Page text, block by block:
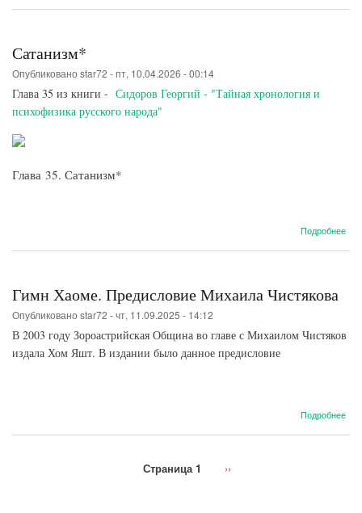
Сатанизм*
Опубликовано star72 -пт, 10.04.2026 - 00:14
Глава 35 из книги - Сидоров Георгий - "Тайная хронология и
психофизика русского народа"
Глава 35. Сатанизм*
Подробнеео
Гимн Хаоме. Предисловие Михаила Чистякова
Опубликовано star72 -чт, 11.09.2025 - 14:12
В 2003 году Зороастрийская Община во главе с Михаилом Чистяков
издала Хом Яшт. В издании было данное предисловие
Подробнеео
Страница 1
Следующая
››